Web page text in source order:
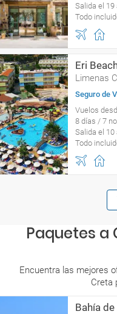
Salida el 19
Todo
Eri
Limenas
Seguro de
Vuelos
8 días / 7
Salida el 10
Todo
Paquetes a
Encuentra las mejores
Creta
Bahía